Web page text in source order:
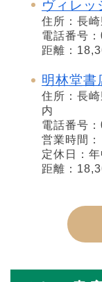
ヴィレッ
住所：長
電話番号
距離：
明林堂書
住所：長
内
電話番号
営業時間
定休日：
距離：